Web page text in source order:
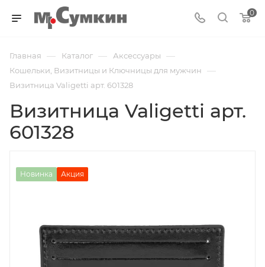
0
Главная — Каталог — Аксессуары —
Кошельки, Визитницы и Ключницы для мужчин —
Визитница Valigetti арт. 601328
Визитница Valigetti арт.
601328
Новинка Акция